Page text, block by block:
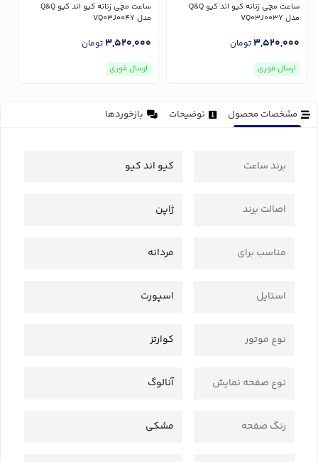
ساعت مچی زنانه کیو اند کیو Q&Q
مدل VQ03J003Y
3,520,000تومان
ارسال فوری
ساعت مچی زنانه کیو اند کیو Q&Q
مدل VQ03J004Y
3,520,000تومان
ارسال فوری
مشخصات محصول توضیحات بازخوردها
برند ساعت کیو اند کیو
اصالت برند ژاپن
مناسب برای مردانه
استایل اسپورت
نوع موتور کوارتز
نوع صفحه نمایش آنالوگ
رنگ صفحه مشکی